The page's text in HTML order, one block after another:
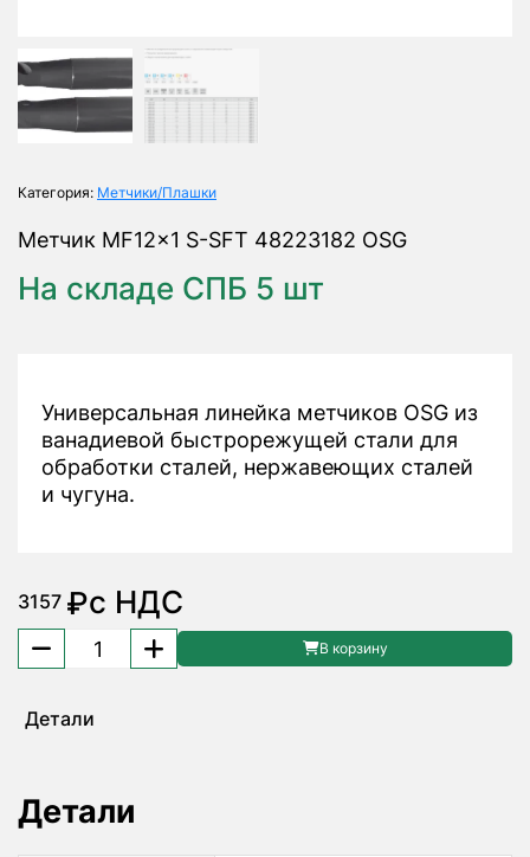
Категория: Метчики/Плашки
Метчик MF12x1 S-SFT 48223182 OSG
На складе СПБ 5 шт
Универсальная линейка метчиков OSG из
ванадиевой быстрорежущей стали для
обработки сталей, нержавеющих сталей
и чугуна.
3157 ₽с НДС
Количество
товара
MF12x1
48223182
OSG
В корзину
Детали
Детали